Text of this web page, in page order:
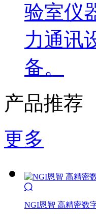
验室仪
力通讯
备。
产品推荐
更多

NGI恩智 高精密数